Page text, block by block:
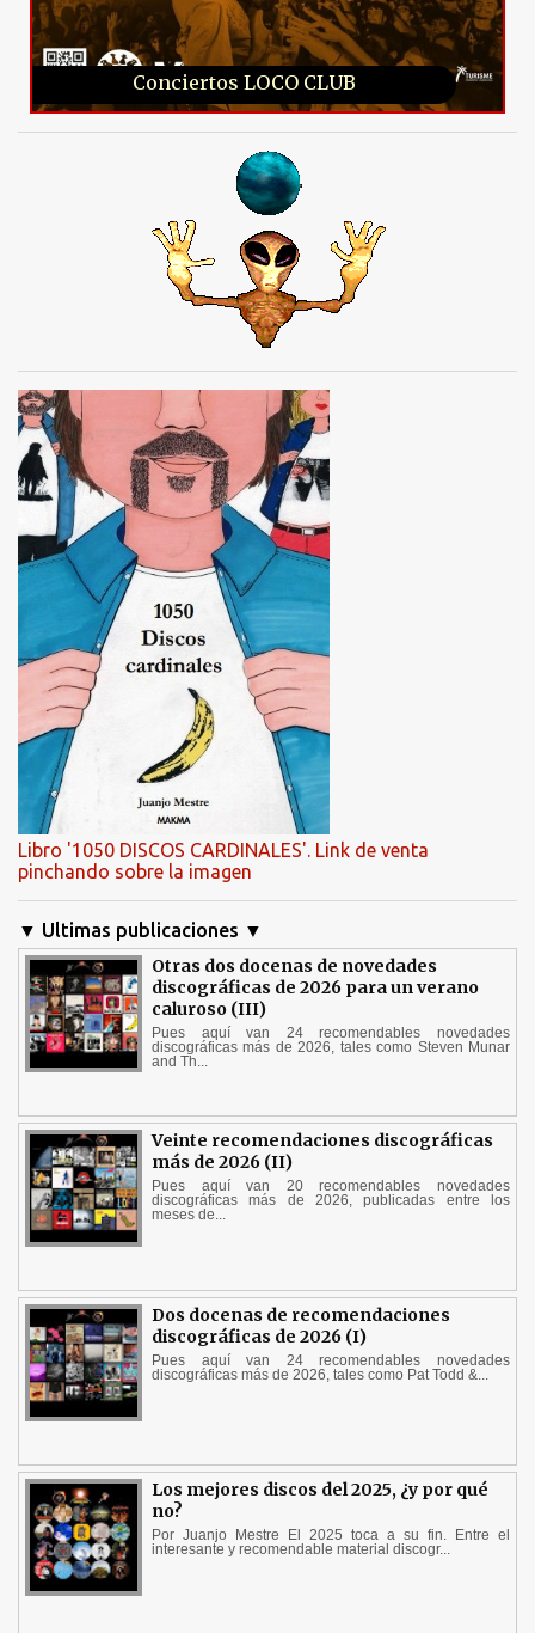
Conciertos LOCO CLUB
Libro '1050 DISCOS CARDINALES'. Link de venta
pinchando sobre la imagen
▼ Ultimas publicaciones ▼
Otras dos docenas de novedades
discográficas de 2026 para un verano
caluroso (III)
Pues aquí van 24 recomendables novedades
discográficas más de 2026, tales como Steven Munar
and Th...
Veinte recomendaciones discográficas
más de 2026 (II)
Pues aquí van 20 recomendables novedades
discográficas más de 2026, publicadas entre los
meses de...
Dos docenas de recomendaciones
discográficas de 2026 (I)
Pues aquí van 24 recomendables novedades
discográficas más de 2026, tales como Pat Todd &...
Los mejores discos del 2025, ¿y por qué
no?
Por Juanjo Mestre El 2025 toca a su fin. Entre el
interesante y recomendable material discogr...